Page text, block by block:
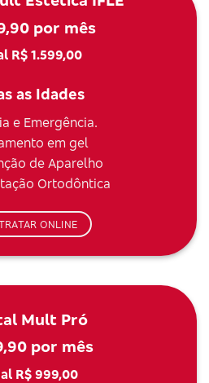
por mês
R$ 1.599,00
as Idades
e Emergência.
em gel
de Aparelho
Ortodôntica
ONLINE
Mult Pró
por mês
R$ 999,00